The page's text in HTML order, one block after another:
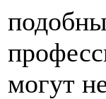
могут